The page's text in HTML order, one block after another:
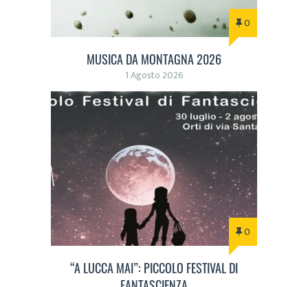
0
MUSICA DA MONTAGNA 2026
1 Agosto 2026
0
“A LUCCA MAI”: PICCOLO FESTIVAL DI